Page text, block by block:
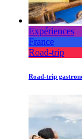
Expériences
France
Road-trip
Road-trip